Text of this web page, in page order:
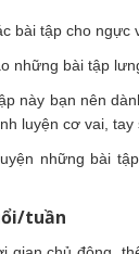
bài tập cho ngực
những bài tập
này bạn nên
luyện cơ vai, tay
những bài
tuần